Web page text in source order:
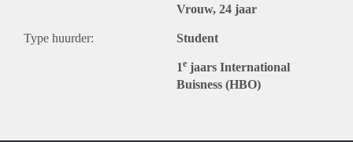
Vrouw, 24 jaar
Type huurder: Student
1e jaars International
Buisness (HBO)